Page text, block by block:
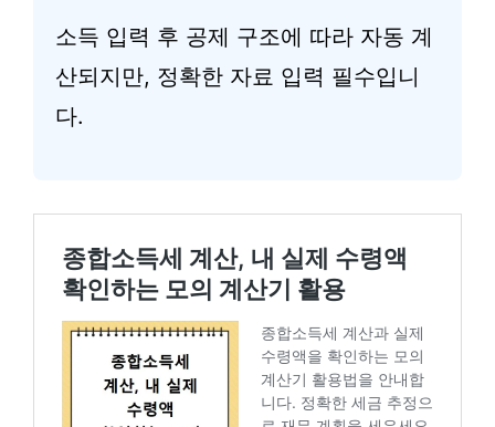
소득 입력 후 공제 구조에 따라 자동 계
산되지만, 정확한 자료 입력 필수입니
다.